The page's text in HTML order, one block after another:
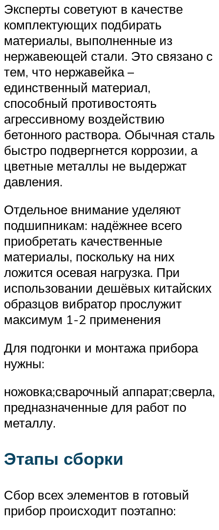
Эксперты советуют в качестве
комплектующих подбирать
материалы, выполненные из
нержавеющей стали. Это связано с
тем, что нержавейка –
единственный материал,
способный противостоять
агрессивному воздействию
бетонного раствора. Обычная сталь
быстро подвергнется коррозии, а
цветные металлы не выдержат
давления.
Отдельное внимание уделяют
подшипникам: надёжнее всего
приобретать качественные
материалы, поскольку на них
ложится осевая нагрузка. При
использовании дешёвых китайских
образцов вибратор прослужит
максимум 1-2 применения
Для подгонки и монтажа прибора
нужны:
ножовка;сварочный аппарат;сверла,
предназначенные для работ по
металлу.
Этапы сборки
Сбор всех элементов в готовый
прибор происходит поэтапно: